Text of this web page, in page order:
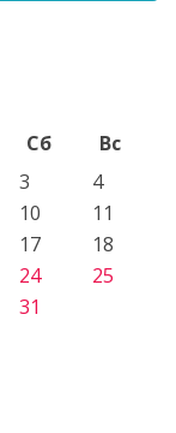
Сб
Вс
3
4
10
11
17
18
24
25
31